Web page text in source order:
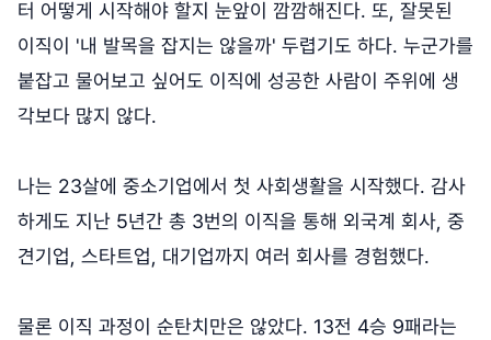
터 어떻게 시작해야 할지 눈앞이 깜깜해진다. 또, 잘못된
이직이 '내 발목을 잡지는 않을까' 두렵기도 하다. 누군가를
붙잡고 물어보고 싶어도 이직에 성공한 사람이 주위에 생
각보다 많지 않다.
나는 23살에 중소기업에서 첫 사회생활을 시작했다. 감사
하게도 지난 5년간 총 3번의 이직을 통해 외국계 회사, 중
견기업, 스타트업, 대기업까지 여러 회사를 경험했다.
물론 이직 과정이 순탄치만은 않았다. 13전 4승 9패라는